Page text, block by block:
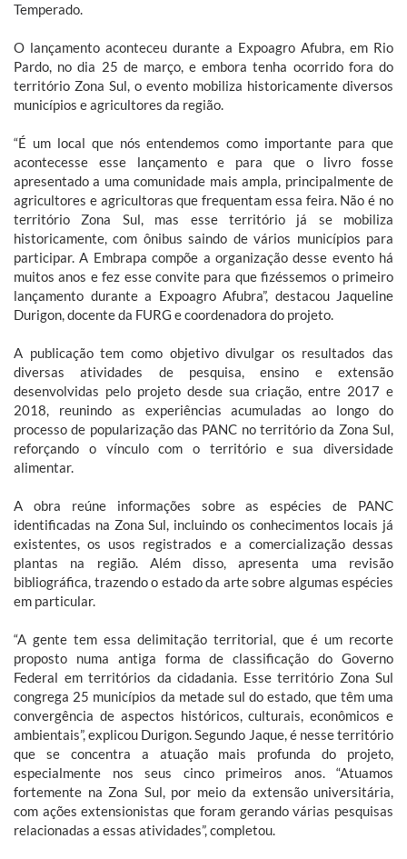
Temperado.
O lançamento aconteceu durante a Expoagro Afubra, em Rio
Pardo, no dia 25 de março, e embora tenha ocorrido fora do
território Zona Sul, o evento mobiliza historicamente diversos
municípios e agricultores da região.
“É um local que nós entendemos como importante para que
acontecesse esse lançamento e para que o livro fosse
apresentado a uma comunidade mais ampla, principalmente de
agricultores e agricultoras que frequentam essa feira. Não é no
território Zona Sul, mas esse território já se mobiliza
historicamente, com ônibus saindo de vários municípios para
participar. A Embrapa compõe a organização desse evento há
muitos anos e fez esse convite para que fizéssemos o primeiro
lançamento durante a Expoagro Afubra”, destacou Jaqueline
Durigon, docente da FURG e coordenadora do projeto.
A publicação tem como objetivo divulgar os resultados das
diversas atividades de pesquisa, ensino e extensão
desenvolvidas pelo projeto desde sua criação, entre 2017 e
2018, reunindo as experiências acumuladas ao longo do
processo de popularização das PANC no território da Zona Sul,
reforçando o vínculo com o território e sua diversidade
alimentar.
A obra reúne informações sobre as espécies de PANC
identificadas na Zona Sul, incluindo os conhecimentos locais já
existentes, os usos registrados e a comercialização dessas
plantas na região. Além disso, apresenta uma revisão
bibliográfica, trazendo o estado da arte sobre algumas espécies
em particular.
“A gente tem essa delimitação territorial, que é um recorte
proposto numa antiga forma de classificação do Governo
Federal em territórios da cidadania. Esse território Zona Sul
congrega 25 municípios da metade sul do estado, que têm uma
convergência de aspectos históricos, culturais, econômicos e
ambientais”, explicou Durigon.Segundo Jaque, é nesse território
que se concentra a atuação mais profunda do projeto,
especialmente nos seus cinco primeiros anos. “Atuamos
fortemente na Zona Sul, por meio da extensão universitária,
com ações extensionistas que foram gerando várias pesquisas
relacionadas a essas atividades”, completou.